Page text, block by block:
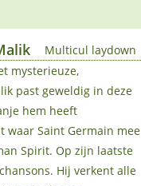
Multicul laydown
mysterieuze,
past geweldig in deze
hem heeft
waar Saint Germain mee
Spirit. Op zijn laatste
Hij verkent alle